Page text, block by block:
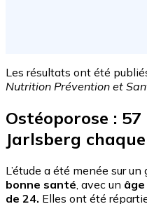
Les résultats ont été
Nutrition Prévention et
Ostéoporose :
Jarlsberg
L’étude a été menée sur un
bonne santé, avec un
de 24. Elles ont été